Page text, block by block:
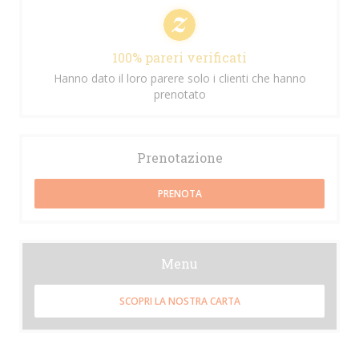
100% pareri verificati
Hanno dato il loro parere solo i clienti che hanno
prenotato
Prenotazione
PRENOTA
Menu
SCOPRI LA NOSTRA CARTA